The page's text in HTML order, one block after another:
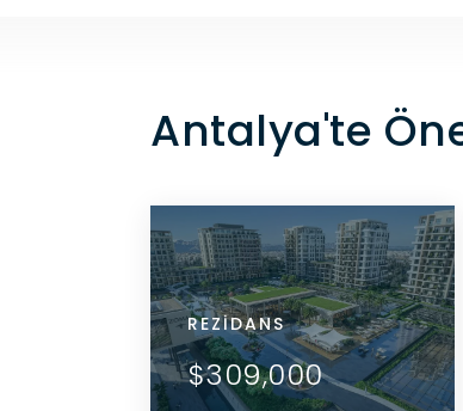
Antalya'te
REZIDANS
$309,000
DETAYLARI GÖR
ACENTE ILE ILETIŞIME
GEÇIN